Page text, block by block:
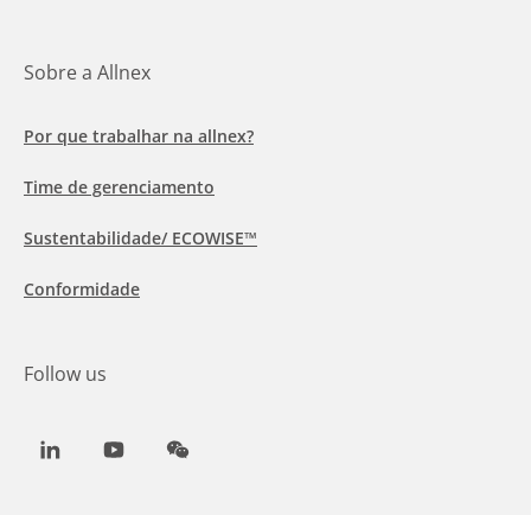
Sobre a Allnex
Por que trabalhar na allnex?
Time de gerenciamento
Sustentabilidade/ ECOWISE™
Conformidade
Follow us
LinkedInYoutubeWeChat